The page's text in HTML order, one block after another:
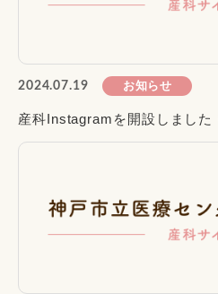
2024.07.19 お知らせ
産科Instagramを開設しました